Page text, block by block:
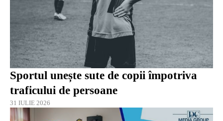
Sportul unește sute de copii împotriva
traficului de persoane
31 IULIE 2026